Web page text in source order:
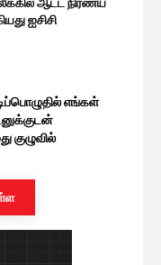
ஆட்ட நிர்ணய
ஐசிசி
எங்கள்
குழுவில்